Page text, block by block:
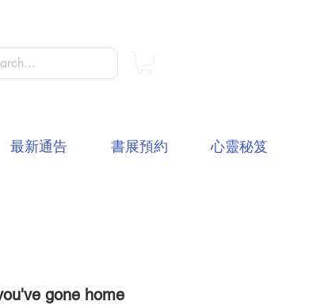
gone home
最新通告 書展預約 心靈秘笈